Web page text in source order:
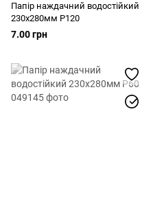
Папір наждачний водостійкий
230х280мм Р120
7.00 грн